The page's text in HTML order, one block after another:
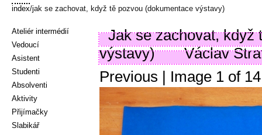
index/jak se zachovat, když tě pozvou (dokumentace výstavy)
Ateliér intermédií
Vedoucí
Asistent
Studenti
Absolventi
Aktivity
Přijímačky
Slabikář
Jak se zachovat, když
výstavy)
Václav
Previous | Image 1 of 14